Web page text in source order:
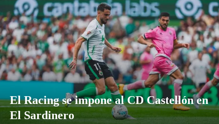
El Racing se impone al CD Castellón en
El Sardinero